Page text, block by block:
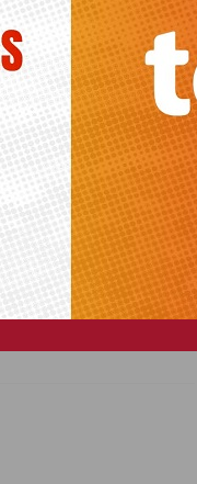
la situación a la
escénicas.
SIGUIENTE
una
el museo de